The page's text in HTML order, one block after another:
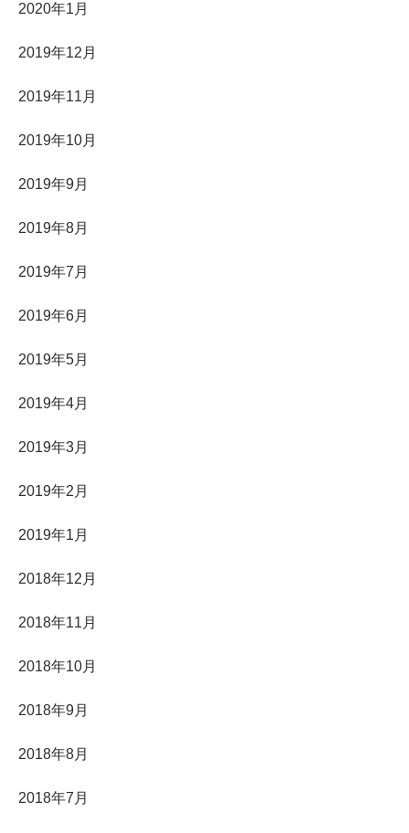
2020年1月
2019年12月
2019年11月
2019年10月
2019年9月
2019年8月
2019年7月
2019年6月
2019年5月
2019年4月
2019年3月
2019年2月
2019年1月
2018年12月
2018年11月
2018年10月
2018年9月
2018年8月
2018年7月